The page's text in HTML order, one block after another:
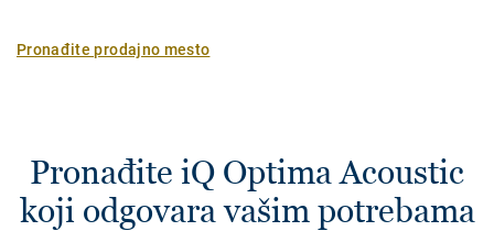
Pronađite prodajno mesto
Pronađite iQ Optima Acoustic
koji odgovara vašim potrebama